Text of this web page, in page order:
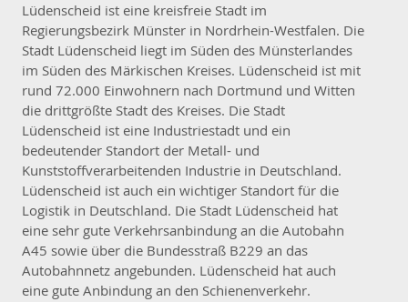
Lüdenscheid ist eine kreisfreie Stadt im
Regierungsbezirk Münster in Nordrhein-Westfalen. Die
Stadt Lüdenscheid liegt im Süden des Münsterlandes
im Süden des Märkischen Kreises. Lüdenscheid ist mit
rund 72.000 Einwohnern nach Dortmund und Witten
die drittgrößte Stadt des Kreises. Die Stadt
Lüdenscheid ist eine Industriestadt und ein
bedeutender Standort der Metall- und
Kunststoffverarbeitenden Industrie in Deutschland.
Lüdenscheid ist auch ein wichtiger Standort für die
Logistik in Deutschland. Die Stadt Lüdenscheid hat
eine sehr gute Verkehrsanbindung an die Autobahn
A45 sowie über die Bundesstraß B229 an das
Autobahnnetz angebunden. Lüdenscheid hat auch
eine gute Anbindung an den Schienenverkehr.